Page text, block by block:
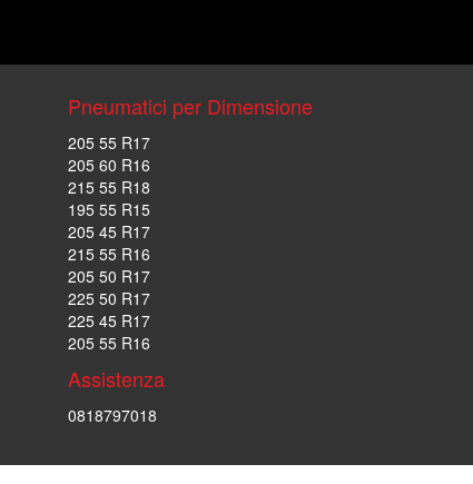
Pneumatici per Dimensione
205 55 R17
205 60 R16
215 55 R18
195 55 R15
205 45 R17
215 55 R16
205 50 R17
225 50 R17
225 45 R17
205 55 R16
Assistenza
0818797018